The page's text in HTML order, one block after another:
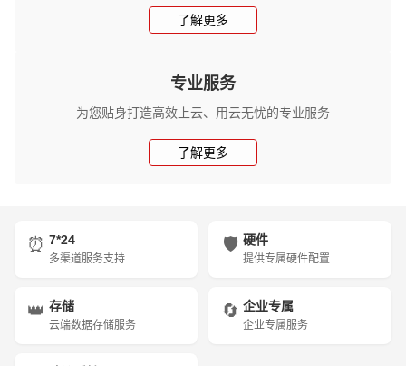
了解更多
专业服务
为您贴身打造高效上云、用云无忧的专业服务
了解更多
⏰ 7*24
多渠道服务支持
🛡️ 硬件
提供专属硬件配置
👑 存储
云端数据存储服务
🔄 企业专属
企业专属服务